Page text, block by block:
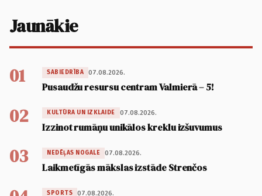
Jaunākie
01 SABIEDRĪBA 07.08.2026.
Pusaudžu resursu centram Valmierā – 5!
02 KULTŪRA UN IZKLAIDE 07.08.2026.
Izzinot rumāņu unikālos kreklu izšuvumus
03 NEDĒĻAS NOGALE 07.08.2026.
Laikmetīgās mākslas izstāde Strenčos
SPORTS 07.08.2026.